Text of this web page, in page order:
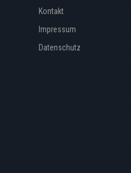
Kontakt
Impressum
Datenschutz